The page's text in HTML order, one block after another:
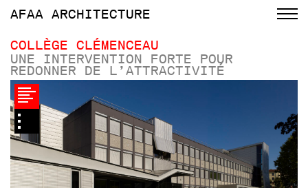
AFAA ARCHITECTURE
COLLÈGE CLÉMENCEAU
UNE INTERVENTION FORTE POUR
REDONNER DE L’ATTRACTIVITÉ